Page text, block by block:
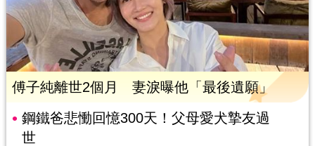
傅子純離世2個月 妻淚曝他「最後遺願」
鋼鐵爸悲慟回憶300天！父母愛犬摯友過
世